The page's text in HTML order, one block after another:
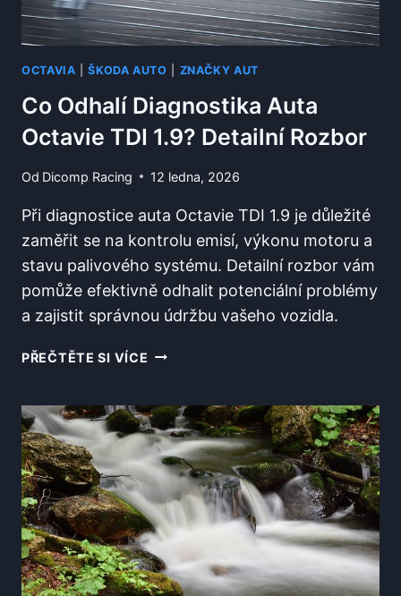
OCTAVIA |ŠKODA AUTO ZNAČKY AUT
Co Odhalí Diagnostika Auta
Octavie TDI 1.9? Detailní Rozbor
Od Dicomp Racing 12 ledna, 2026
Při diagnostice auta Octavie TDI 1.9 je důležité
zaměřit se na kontrolu emisí, výkonu motoru a
stavu palivového systému. Detailní rozbor vám
pomůže efektivně odhalit potenciální problémy
a zajistit správnou údržbu vašeho vozidla.
PŘEČTĚTE SI VÍCE CO
AUTA
OCTAVIE
TDI
1.9?
DETAILNÍ
ROZBOR